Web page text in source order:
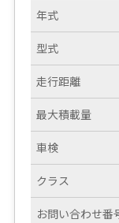
年式
型式
走行距離
最大積載量
車検
クラス
お問い合わせ番